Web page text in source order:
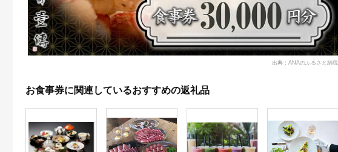
出典：ANAのふるさと納税
お食事券に関連しているおすすめの返礼品